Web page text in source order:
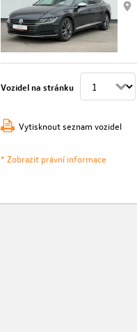
Vozidel na stránku
Vytisknout seznam vozidel
* Zobrazit právní informace